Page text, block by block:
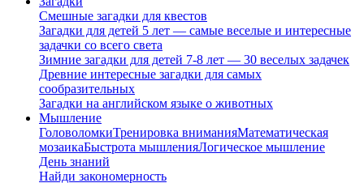
Смешные загадки для квестов
Загадки для детей 5 лет — самые веселые и интересные
задачки со всего света
Зимние загадки для детей 7-8 лет — 30 веселых задачек
Древние интересные загадки для самых
сообразительных
Загадки на английском языке о животных
Мышление
ГоловоломкиТренировка вниманияМатематическая
мозаикаБыстрота мышленияЛогическое мышление
День знаний
Найди закономерность